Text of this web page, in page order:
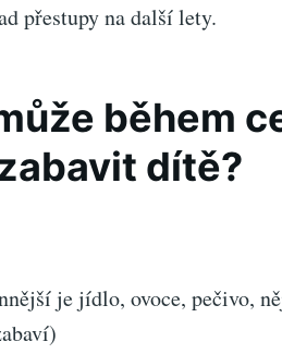
přestupy na další lety.
během
dítě?
je jídlo, ovoce, pečivo,